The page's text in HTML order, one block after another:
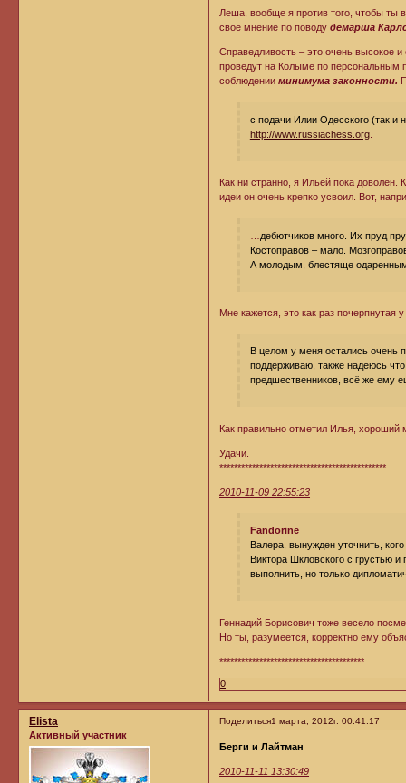
Леша, вообще я против того, чтобы ты
свое мнение по поводудемарша
Справедливость – это очень высокое
проведут на Колыме по персональным
соблюденииминимума законности.
с подачи Илии Одесского (так и
http://www.russiachess.org.
Как ни странно, я Ильей пока доволен.
идеи он очень крепко усвоил. Вот,
дебютчиков много. Их пруд
Костоправов – мало.
А молодым, блестяще
Мне кажется, это как раз
В целом у меня остались очень
поддерживаю, также надеюсь
предшественников, всё же ему
Как правильно отметил Илья, хороший
Удачи.
**********************************************
2010-11-09 22:55:23
Fandorine
Валера, вынужден уточнить,
Виктора Шкловского с грустью
выполнить, но только
Геннадий Борисович тоже весело
Но ты, разумеется, корректно ему
****************************************
0
Поделиться1 марта, 2012г. 00:41:17
Elista
Активный участник
Берги и Лайтман
2010-11-11 13:30:49